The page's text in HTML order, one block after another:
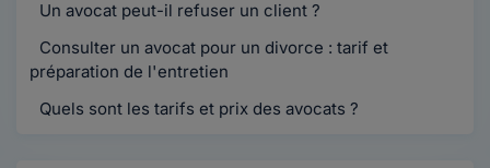
Un avocat peut-il refuser un client ?
Consulter un avocat pour un divorce : tarif et
préparation de l'entretien
Quels sont les tarifs et prix des avocats ?